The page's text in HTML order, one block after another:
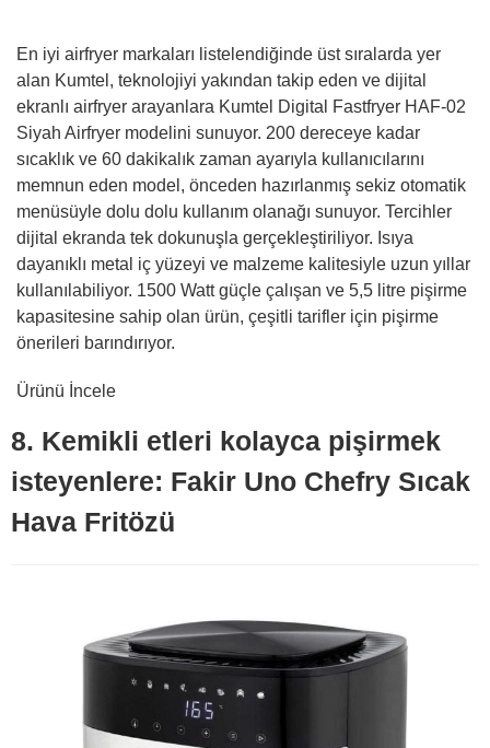
En iyi airfryer markaları listelendiğinde üst sıralarda yer
alan Kumtel, teknolojiyi yakından takip eden ve dijital
ekranlı airfryer arayanlara Kumtel Digital Fastfryer HAF-02
Siyah Airfryer modelini sunuyor. 200 dereceye kadar
sıcaklık ve 60 dakikalık zaman ayarıyla kullanıcılarını
memnun eden model, önceden hazırlanmış sekiz otomatik
menüsüyle dolu dolu kullanım olanağı sunuyor. Tercihler
dijital ekranda tek dokunuşla gerçekleştiriliyor. Isıya
dayanıklı metal iç yüzeyi ve malzeme kalitesiyle uzun yıllar
kullanılabiliyor. 1500 Watt güçle çalışan ve 5,5 litre pişirme
kapasitesine sahip olan ürün, çeşitli tarifler için pişirme
önerileri barındırıyor.
Ürünü İncele
8. Kemikli etleri kolayca pişirmek
isteyenlere: Fakir Uno Chefry Sıcak
Hava Fritözü